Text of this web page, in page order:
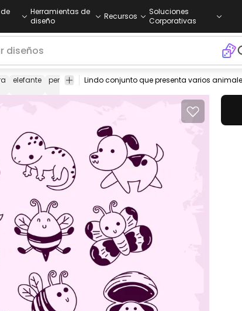
Herramientas de
diseño
Recursos
Soluciones
Corporativas
elefante perro mariposa abeja lagartija concha búfalo